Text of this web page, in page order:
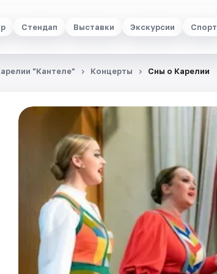
Стендап Выставки Экскурсии Спорт
"Кантеле" Концерты Сны о Карелии